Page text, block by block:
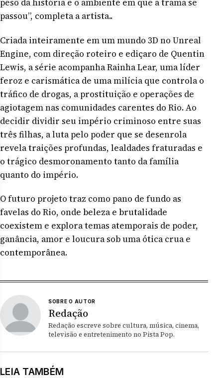
peso da história e o ambiente em que a trama se
passou”, completa a artista..
Criada inteiramente em um mundo 3D no Unreal
Engine, com direção roteiro e ediçaro de Quentin
Lewis, a série acompanha Rainha Lear, uma líder
feroz e carismática de uma milícia que controla o
tráfico de drogas, a prostituição e operações de
agiotagem nas comunidades carentes do Rio. Ao
decidir dividir seu império criminoso entre suas
três filhas, a luta pelo poder que se desenrola
revela traições profundas, lealdades fraturadas e
o trágico desmoronamento tanto da família
quanto do império.
O futuro projeto traz como pano de fundo as
favelas do Rio, onde beleza e brutalidade
coexistem e explora temas atemporais de poder,
ganância, amor e loucura sob uma ótica crua e
contemporânea.
SOBRE O AUTOR
Redação
Redação escreve sobre cultura, música, cinema,
televisão e entretenimento no Pista Pop.
LEIA TAMBÉM